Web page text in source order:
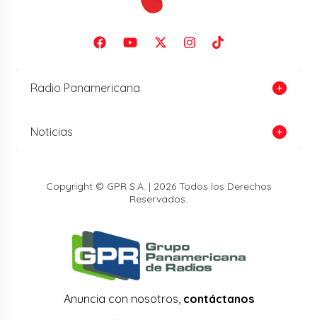
Radio Panamericana
Noticias
Copyright © GPR S.A. | 2026 Todos los Derechos
Reservados.
Anuncia con nosotros, contáctanos